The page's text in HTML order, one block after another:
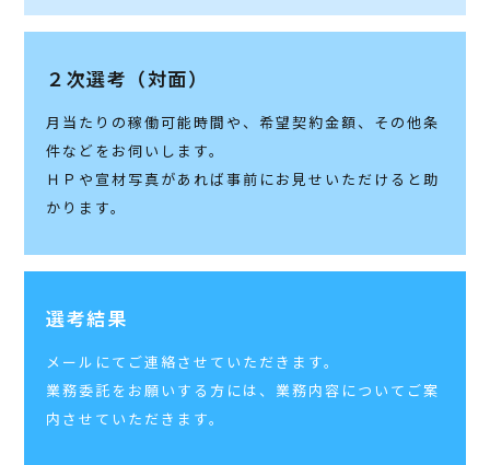
２次選考 （対面）
月当たりの稼働可能時間や、希望契約金額、その他条
件などをお伺いします。
ＨＰや宣材写真があれば事前にお見せいただけると助
かります。
選考結果
メールにてご連絡させていただきます。
業務委託をお願いする方には、業務内容についてご案
内させていただきます。